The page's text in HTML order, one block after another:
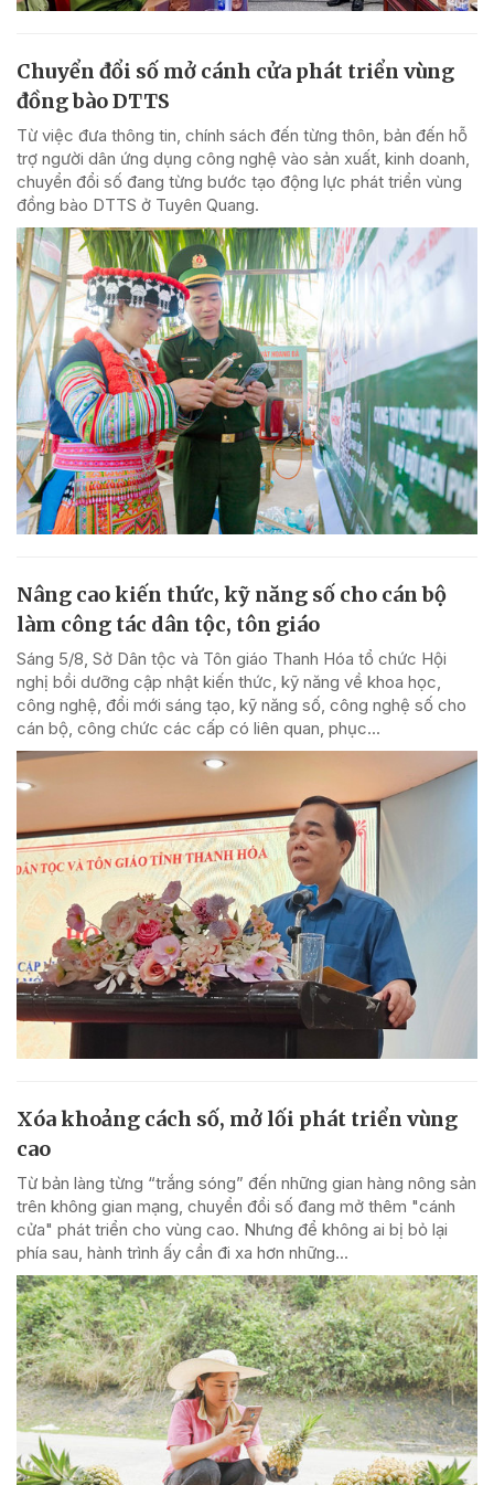
Chuyển đổi số mở cánh cửa phát triển vùng
đồng bào DTTS
Từ việc đưa thông tin, chính sách đến từng thôn, bản đến hỗ
trợ người dân ứng dụng công nghệ vào sản xuất, kinh doanh,
chuyển đổi số đang từng bước tạo động lực phát triển vùng
đồng bào DTTS ở Tuyên Quang.
Nâng cao kiến thức, kỹ năng số cho cán bộ
làm công tác dân tộc, tôn giáo
Sáng 5/8, Sở Dân tộc và Tôn giáo Thanh Hóa tổ chức Hội
nghị bồi dưỡng cập nhật kiến thức, kỹ năng về khoa học,
công nghệ, đổi mới sáng tạo, kỹ năng số, công nghệ số cho
cán bộ, công chức các cấp có liên quan, phục...
Xóa khoảng cách số, mở lối phát triển vùng
cao
Từ bản làng từng “trắng sóng” đến những gian hàng nông sản
trên không gian mạng, chuyển đổi số đang mở thêm "cánh
cửa" phát triển cho vùng cao. Nhưng để không ai bị bỏ lại
phía sau, hành trình ấy cần đi xa hơn những...